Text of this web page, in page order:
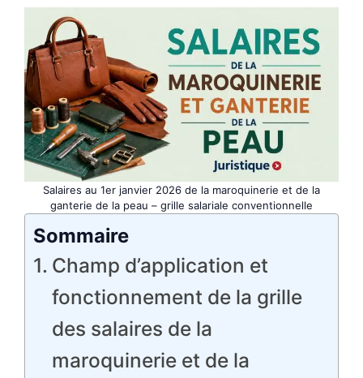
Salaires au 1er janvier 2026 de la maroquinerie et de la
ganterie de la peau – grille salariale conventionnelle
Sommaire
Champ d’application et
fonctionnement de la grille
des salaires de la
maroquinerie et de la